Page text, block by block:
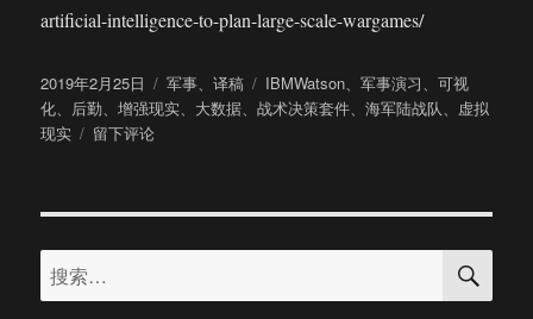
artificial-intelligence-to-plan-large-scale-wargames/
发
布
于
2019年2月25日
分
类
军事、译稿
标
签
IBMWatson、军事演习、可视
化、 后勤、增强现实、 大数据、战术决策套件、海军陆战队、 虚拟
现实
于
海
陆
战
队
留下评论
搜
索：
搜